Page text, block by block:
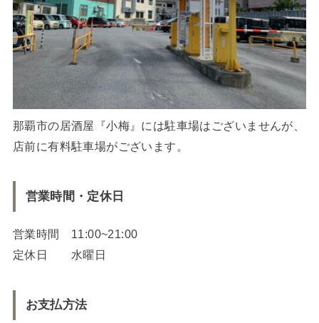
那覇市の居酒屋『小梅』には駐車場はございませんが、
店前に有料駐車場がございます。
営業時間・定休日
営業時間 11:00~21:00
定休日 水曜日
お支払方法